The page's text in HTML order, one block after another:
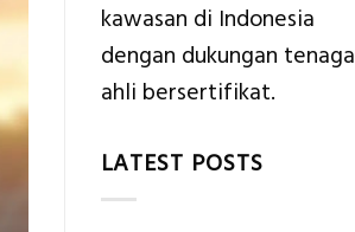
kawasan di Indonesia
dengan dukungan tenaga
ahli bersertifikat.
LATEST POSTS